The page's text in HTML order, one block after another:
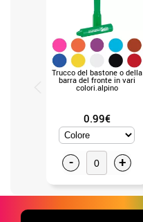
Trucco del bastone o della
barra del fronte in vari
colori.alpino
0.99€
- +